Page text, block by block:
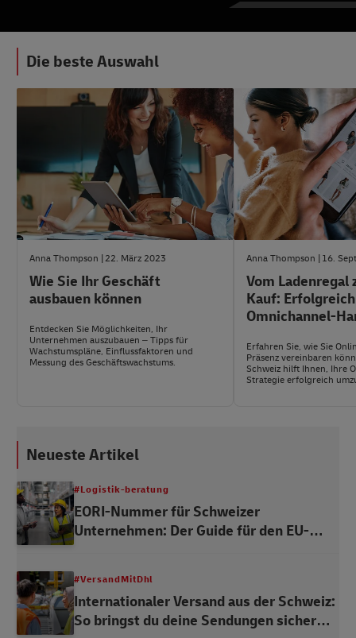
Die beste Auswahl
#BeratungFürKleineUnternehmen
Anna Thompson 22. März 2023
Wie Sie Ihr Geschäft
ausbauen können
Entdecken Sie Möglichkeiten, Ihr
Unternehmen auszubauen – Tipps für
Wachstumspläne, Einflussfaktoren und
Messung des Geschäftswachstums.
Anna Thompson 16.
Vom Ladenregal
Kauf:
Omnichannel-
Erfahren Sie, wie Sie
Präsenz vereinbaren
Schweiz hilft Ihnen, Ihre
Strategie erfolgreich
Neueste Artikel
#Logistik-beratung
EORI-Nummer für Schweizer
Unternehmen: Der Guide für den EU-
#VersandMitDhl
Internationaler Versand aus der Schweiz:
So bringst du deine Sendungen sicher